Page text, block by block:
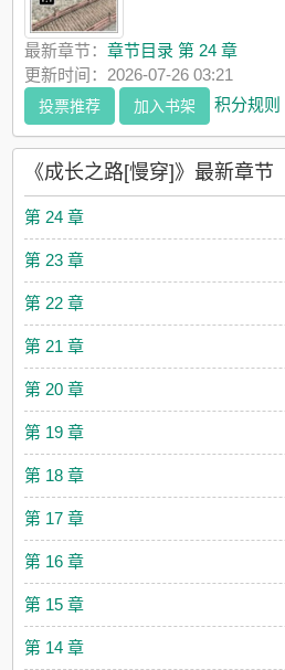
最新章节：章节目录 第 24 章
更新时间：2026-07-26 03:21
投票推荐 加入书架 积分规则
《成长之路[慢穿]》最新章节
第 24 章
第 23 章
第 22 章
第 21 章
第 20 章
第 19 章
第 18 章
第 17 章
第 16 章
第 15 章
第 14 章